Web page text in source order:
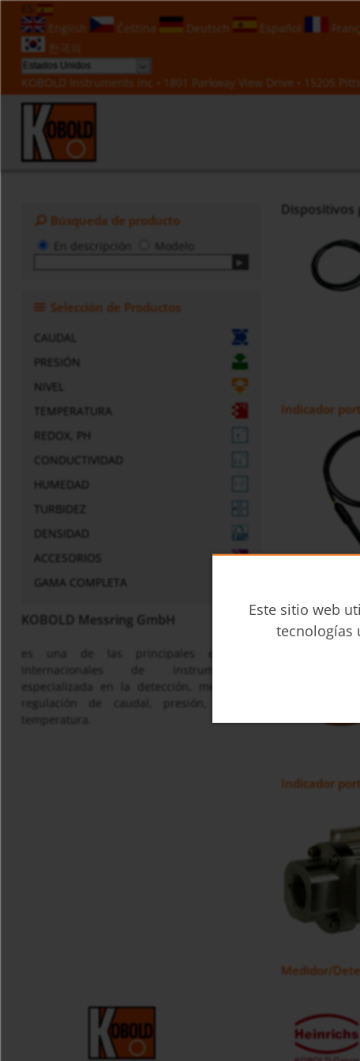
English
Čeština Deutsch Español
한국의
KOBOLD Instruments Inc • 1801 Parkway View Drive • 15205
Búsqueda de producto
Modelo
Selección de Productos
CAUDAL
PRESIÓN
NIVEL
TEMPERATURA
REDOX, PH
CONDUCTIVIDAD
HUMEDAD
TURBIDEZ
DENSIDAD
ACCESORIOS
GAMA COMPLETA
KOBOLD Messring GmbH
regulación de caudal, presión, nivel y
Dispositivos
Indicador
Indicador
Medidor/
Este sitio web
tecnologías